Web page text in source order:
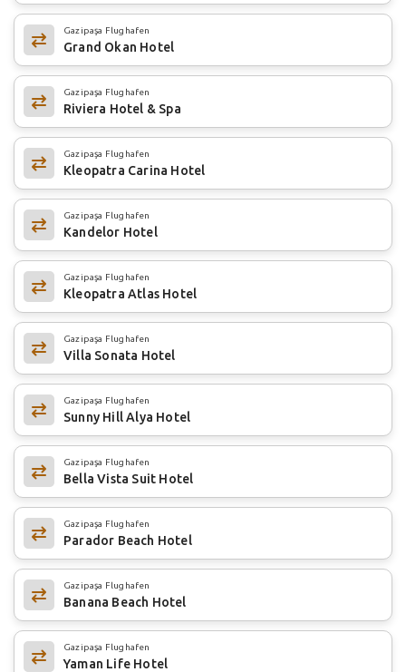
Gazipaşa Flughafen
Grand Okan Hotel
Gazipaşa Flughafen
Riviera Hotel & Spa
Gazipaşa Flughafen
Kleopatra Carina Hotel
Gazipaşa Flughafen
Kandelor Hotel
Gazipaşa Flughafen
Kleopatra Atlas Hotel
Gazipaşa Flughafen
Villa Sonata Hotel
Gazipaşa Flughafen
Sunny Hill Alya Hotel
Gazipaşa Flughafen
Bella Vista Suit Hotel
Gazipaşa Flughafen
Parador Beach Hotel
Gazipaşa Flughafen
Banana Beach Hotel
Gazipaşa Flughafen
Yaman Life Hotel